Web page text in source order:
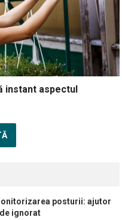
instant aspectul
posturii: ajutor
ignorat